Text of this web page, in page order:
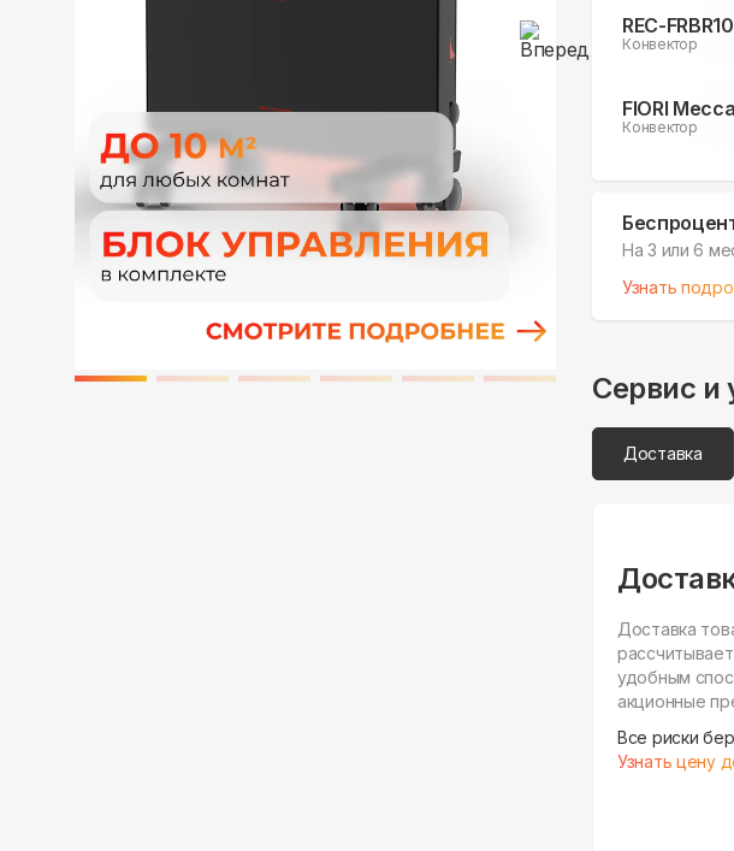
REC-
Конвектор
FIORI
Конвектор
На 3 или 6
Узнать
Сервис и
Доставка
Доставка
удобным
акционные
Все риски
Узнать цену